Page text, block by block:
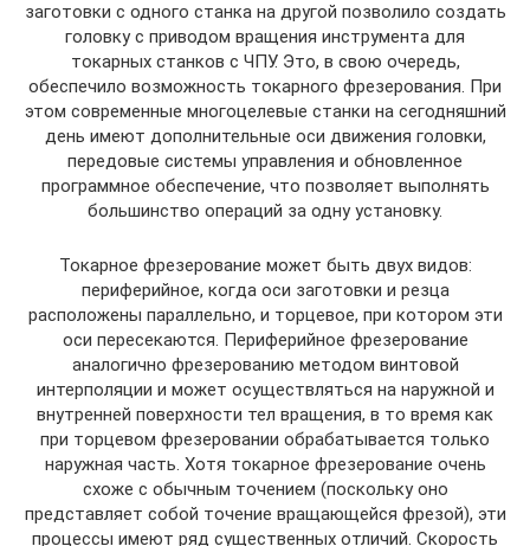
заготовки с одного станка на другой позволило создать
головку с приводом вращения инструмента для
токарных станков с ЧПУ. Это, в свою очередь,
обеспечило возможность токарного фрезерования. При
этом современные многоцелевые станки на сегодняшний
день имеют дополнительные оси движения головки,
передовые системы управления и обновленное
программное обеспечение, что позволяет выполнять
большинство операций за одну установку.
Токарное фрезерование может быть двух видов:
периферийное, когда оси заготовки и резца
расположены параллельно, и торцевое, при котором эти
оси пересекаются. Периферийное фрезерование
аналогично фрезерованию методом винтовой
интерполяции и может осуществляться на наружной и
внутренней поверхности тел вращения, в то время как
при торцевом фрезеровании обрабатывается только
наружная часть. Хотя токарное фрезерование очень
схоже с обычным точением (поскольку оно
представляет собой точение вращающейся фрезой), эти
процессы имеют ряд существенных отличий. Скорость